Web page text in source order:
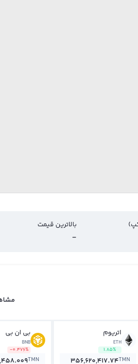
بالاترین قیمت
-
اتریوم
ETH
1.85%
356,620,417.74TMN
بی ان بی
BNB
-0.476%
TMN